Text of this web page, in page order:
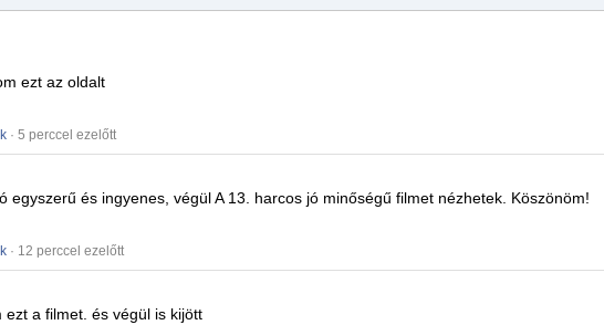
ezt az oldalt
· 5 perccel ezelőtt
egyszerű és ingyenes, végülA 13. harcos jó minőségű filmet nézhetek. Köszönöm!
· 12 perccel ezelőtt
ezt a filmet. és végül is kijött